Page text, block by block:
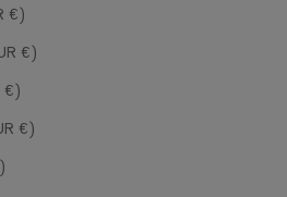
€)
€)
€)
€)